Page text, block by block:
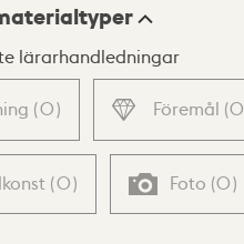
Karta
lärarhandledningar
(0) Föremål (0
(0) Foto (0)